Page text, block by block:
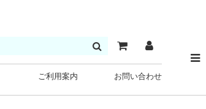
ご利用案内 お問い合わせ